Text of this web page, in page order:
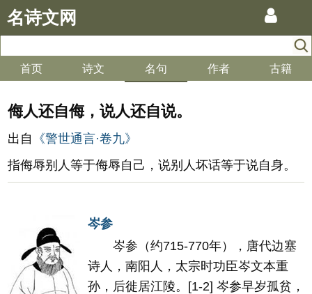
名诗文网
首页 诗文 名句 作者 古籍
侮人还自侮，说人还自说。
出自
《警世通言·卷九》
指侮辱别人等于侮辱自己，说别人坏话等于说自身。
岑参
岑参（约715-770年），唐代边塞
诗人，南阳人，太宗时功臣岑文本重
孙，后徙居江陵。[1-2] 岑参早岁孤贫，